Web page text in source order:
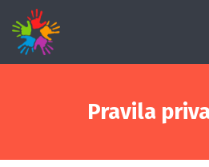
Pravila